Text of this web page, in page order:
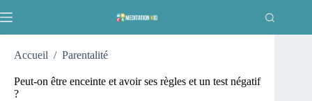
au
Accueil / Parentalité
Peut-on être enceinte et avoir ses règles et un test négatif
?